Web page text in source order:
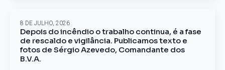
Depois do incêndio o trabalho continua, é a fase
de rescaldo e vigilância. Publicamos texto e
fotos de Sérgio Azevedo, Comandante dos
B.V.A.
8 DE JULHO, 2026